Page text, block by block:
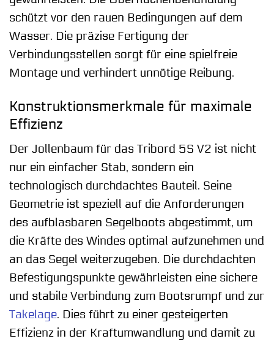
schützt vor den rauen Bedingungen auf dem
Wasser. Die präzise Fertigung der
Verbindungsstellen sorgt für eine spielfreie
Montage und verhindert unnötige Reibung.
Konstruktionsmerkmale für maximale
Effizienz
Der Jollenbaum für das Tribord 5S V2 ist nicht
nur ein einfacher Stab, sondern ein
technologisch durchdachtes Bauteil. Seine
Geometrie ist speziell auf die Anforderungen
des aufblasbaren Segelboots abgestimmt, um
die Kräfte des Windes optimal aufzunehmen und
an das Segel weiterzugeben. Die durchdachten
Befestigungspunkte gewährleisten eine sichere
und stabile Verbindung zum Bootsrumpf und zur
Takelage. Dies führt zu einer gesteigerten
Effizienz in der Kraftumwandlung und damit zu